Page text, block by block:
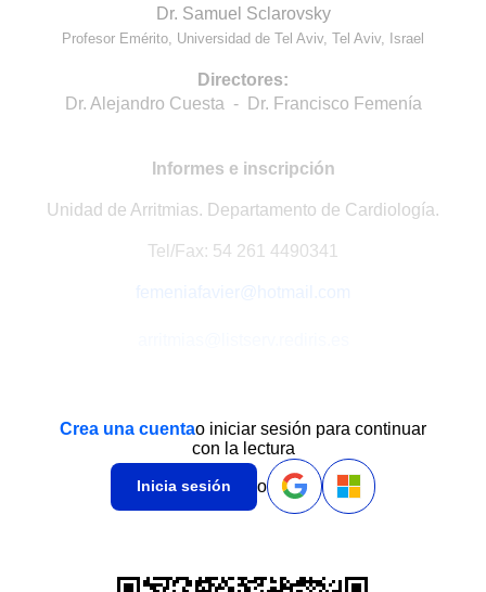
Dr. Samuel Sclarovsky
Profesor Emérito, Universidad de Tel Aviv, Tel Aviv, Israel
Directores:
Dr. Alejandro Cuesta - Dr. Francisco Femenía
Informes e inscripción
Unidad de Arritmias. Departamento de Cardiología.
Tel/Fax: 54 261 4490341
femeniafavier@hotmail.com
Crea una cuentao iniciar sesión para continuar
con la lectura
Inicia sesión o